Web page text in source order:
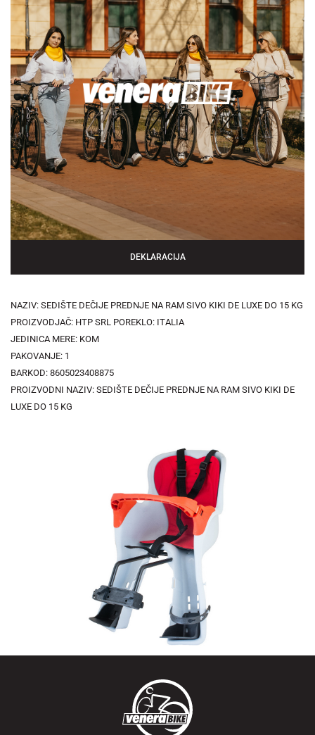
DEKLARACIJA
NAZIV: SEDIŠTE DEČIJE PREDNJE NA RAM SIVO KIKI DE LUXE DO 15 KG
PROIZVODJAČ: HTP SRL POREKLO: ITALIA
JEDINICA MERE: KOM
PAKOVANJE: 1
BARKOD: 8605023408875
PROIZVODNI NAZIV: SEDIŠTE DEČIJE PREDNJE NA RAM SIVO KIKI DE
LUXE DO 15 KG